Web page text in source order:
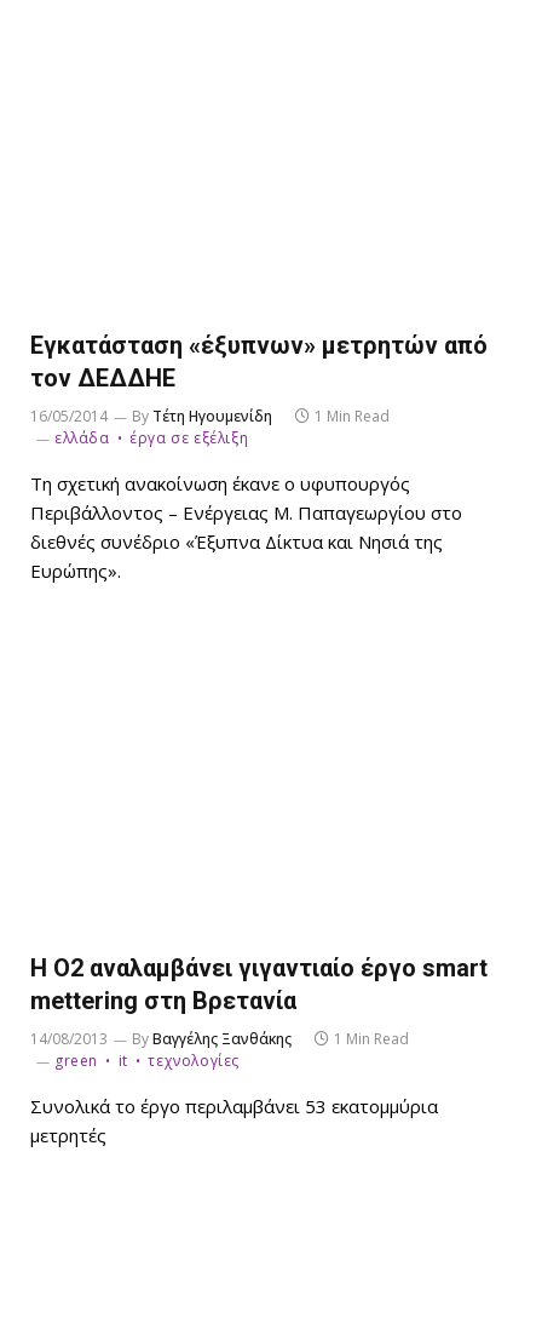
Εγκατάσταση «έξυπνων» μετρητών από
τον ΔΕΔΔΗΕ
16/05/2014 By Τέτη Ηγουμενίδη
1 Min Read
ελλάδα
έργα σε εξέλιξη
Τη σχετική ανακοίνωση έκανε ο υφυπουργός
Περιβάλλοντος – Ενέργειας Μ. Παπαγεωργίου στο
διεθνές συνέδριο «Έξυπνα Δίκτυα και Νησιά της
Ευρώπης».
Η Ο2 αναλαμβάνει γιγαντιαίο έργο smart
mettering στη Βρετανία
14/08/2013 ByΒαγγέλης Ξανθάκης
1 Min Read
green
it τεχνολογίες
Συνολικά το έργο περιλαμβάνει 53 εκατομμύρια
μετρητές